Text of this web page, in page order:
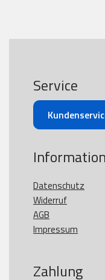
Service
Information
Datenschutz
Widerruf
AGB
Impressum
Zahlung